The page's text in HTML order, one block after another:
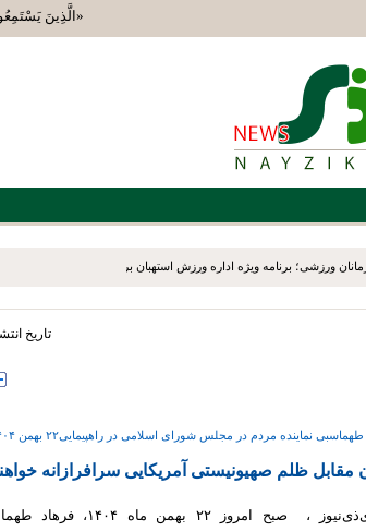
«الَّذِينَ
ورزشی؛ برنامه ویژه اداره ورزش استهبان برای توسعه دو و
تاریخ
نماینده مردم در مجلس شورای اسلامی در راهپیمایی۲۲ بهمن ۱۴۰۴
مقابل ظلم صهیونیستی آمریکایی سرافرازانه
به گزارش پایگاه خبری نای‌ذی‌نیوز ،